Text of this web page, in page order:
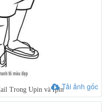
Tải ảnh gốc
Trong Upin và Ipin